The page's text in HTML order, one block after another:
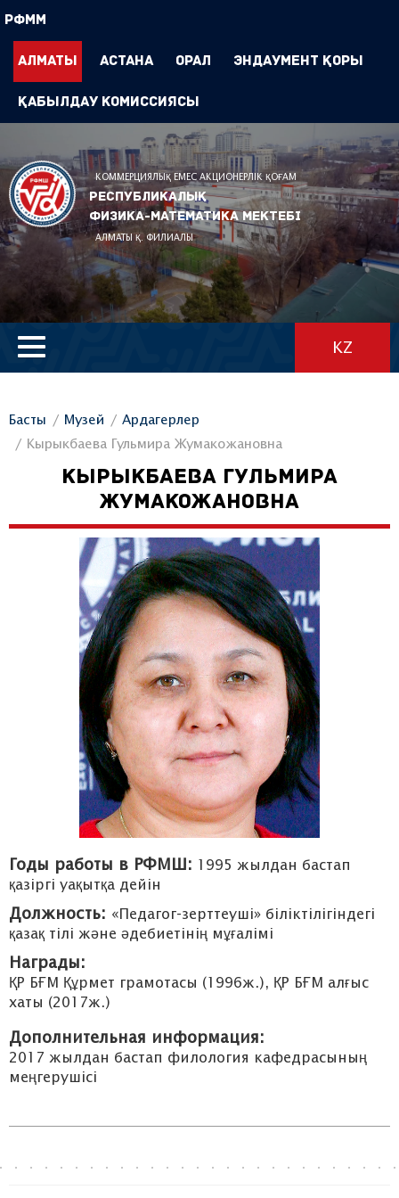
РФММ
Алматы Астана Орал Эндаумент Қоры
Қабылдау комиссиясы
КОММЕРЦИЯЛЫҚ ЕМЕС АКЦИОНЕРЛІК ҚОҒАМ
Республикалық
физика-математика мектебі
АЛМАТЫ Қ. ФИЛИАЛЫ
KZ
Басты Музей
Ардагерлер
Кырыкбаева Гульмира Жумакожановна
КЫРЫКБАЕВА ГУЛЬМИРА
ЖУМАКОЖАНОВНА
Годы работы в РФМШ: 1995 жылдан бастап
қазіргі уақытқа дейін
Должность: «Педагог-зерттеуші» біліктілігіндегі
қазақ тілі және әдебиетінің мұғалімі
Награды:
ҚР БҒМ Құрмет грамотасы (1996ж.), ҚР БҒМ алғыс
хаты (2017ж.)
Дополнительная информация:
2017 жылдан бастап филология кафедрасының
меңгерушісі